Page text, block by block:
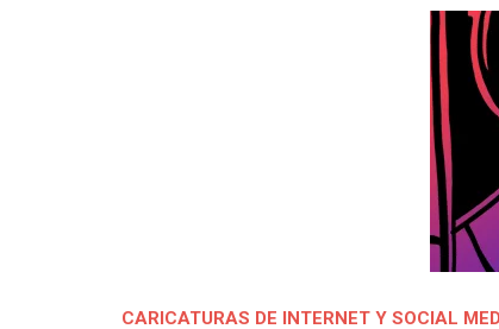
CARICATURAS DE INTERNET Y SOCIAL